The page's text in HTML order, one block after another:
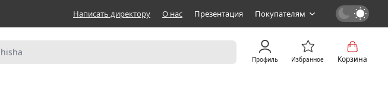
Написать директору О нас Презентация Покупателям
Профиль Избранное Корзина